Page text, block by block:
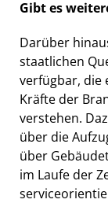
Gibt es
Darüber
staatlichen
verfügbar, die
Kräfte der
verstehen.
über die
über
im Laufe der